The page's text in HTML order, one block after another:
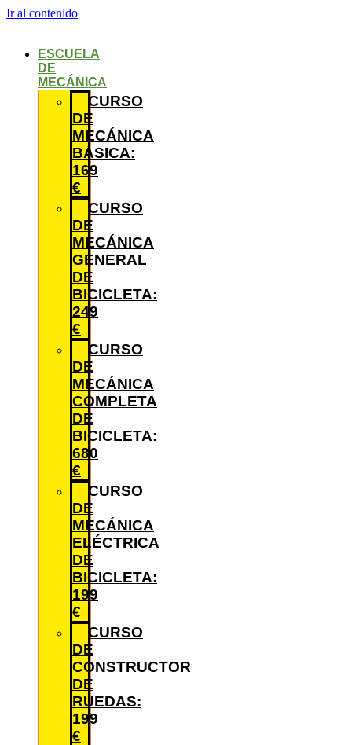
Ir al contenido
ESCUELA
DE
MECÁNICA
CURSO
DE
MECÁNICA
BÁSICA:
169
€
CURSO
DE
MECÁNICA
GENERAL
DE
BICICLETA:
249
€
CURSO
DE
MECÁNICA
COMPLETA
DE
BICICLETA:
680
€
CURSO
DE
MECÁNICA
ELÉCTRICA
DE
BICICLETA:
199
€
CURSO
DE
CONSTRUCTOR
DE
RUEDAS:
199
€